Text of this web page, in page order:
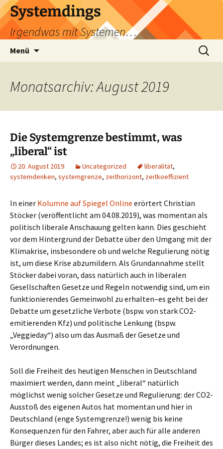
Zum
Inhalt
springen
Systemdings
Irgendwas mit Systemen…
Menü
Suchen
nach:
Monatsarchiv: August 2019
Die Systemgrenze bestimmt, was
„liberal“ ist
20. August 2019 Uncategorized liberalität,
systemdenken, systemgrenze, zeithorizont, zeitkoeffizient
In einer Kolumne auf Spiegel Online erörtert Christian
Stöcker (veröffentlicht am 04.08.2019), was momentan als
politisch liberale Anschauung gelten kann. Dies geschieht
vor dem Hintergrund der Debatte über den Umgang mit der
Klimakrise, insbesondere ob und welche Regulierung nötig
ist, um diese Krise abzumildern. Als Grundannahme stellt
Stöcker dabei voran, dass natürlich auch in liberalen
Gesellschaften Gesetze und Regeln notwendig sind, um ein
funktionierendes Gemeinwohl zu erhalten–es geht bei der
Debatte um gesetzliche Verbote (bspw. von stark CO2-
emitierenden Kfz) und politische Lenkung (bspw.
„Veggieday“) also um das Ausmaß der Gesetze und
Verordnungen.
Soll die Freiheit des heutigen Menschen in Deutschland
maximiert werden, dann meint „liberal“ natürlich
möglichst wenig solcher Gesetze und Regulierung: der CO2-
Ausstoß des eigenen Autos hat momentan und hier in
Deutschland (enge Systemgrenze!) wenig bis keine
Konsequenzen für den Fahrer, aber auch für alle anderen
Bürger dieses Landes; es ist also nicht nötig, die Freiheit des